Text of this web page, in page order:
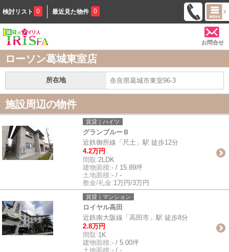
検討リスト 0 最近見た物件 0
お問合せ
ローソン葛城東室店
所在地 奈良県葛城市東室96-3
施設周辺の物件
賃貸｜ハイツ
グランブルーＢ
近鉄御所線「尺土」駅 徒歩12分
4.2万円
間取:2LDK
建物面積:- / 15.89坪
土地面積:- / -
敷金/礼金:1万円/3万円
賃貸｜マンション
ロイヤル高田
近鉄南大阪線「高田市」駅 徒歩8分
2.8万円
間取:1K
建物面積:- / 5.00坪
土地面積:- / -